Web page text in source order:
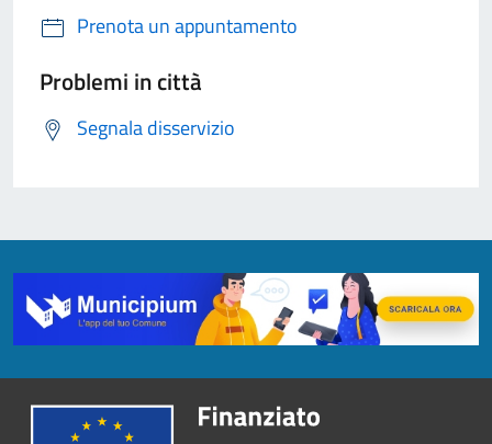
Prenota un appuntamento
Problemi in città
Segnala disservizio